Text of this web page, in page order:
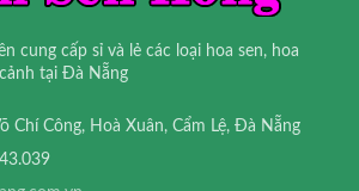
cung cấp sỉ và lẻ các loại hoa sen, hoa
tại Đà Nẵng
Chí Công, Hoà Xuân, Cẩm Lệ, Đà Nẵng